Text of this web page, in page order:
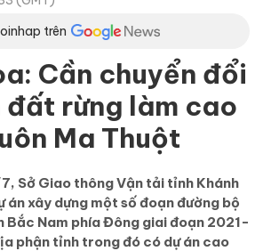
trên
Cần chuyển đổi
đất rừng làm cao
Ma Thuột
Sở Giao thông Vận tải tỉnh Khánh
án xây dựng một số đoạn đường bộ
Nam phía Đông giai đoạn 2021-
phận tỉnh trong đó có dự án cao